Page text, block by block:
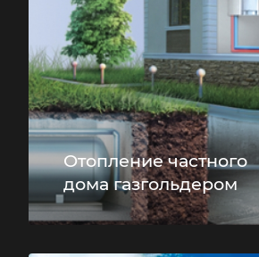
Отопление частного
дома газгольдером